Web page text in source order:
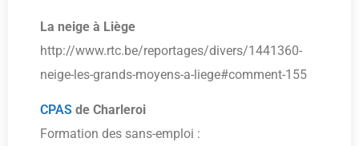
La neige à Liège
http://www.rtc.be/reportages/divers/1441360-
neige-les-grands-moyens-a-liege#comment-155
CPAS de Charleroi
Formation des sans-emploi :